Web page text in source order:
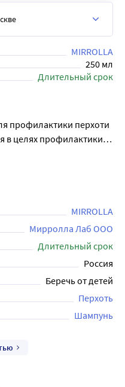
MIRROLLA
250 мл
Длительный срок
профилактики перхоти
в целях профилактики
шелушения и
иммунитета кожи
волос, успокаивает
повышенную
появление
Намочить волосы,
шампуня и распределить
массировать в течение
теплой воды.
промыть водой.
Для усиления
MIRROLLA
Мирролла Лаб ООО
Длительный срок
Россия
Беречь от детей
Перхоть
Шампунь